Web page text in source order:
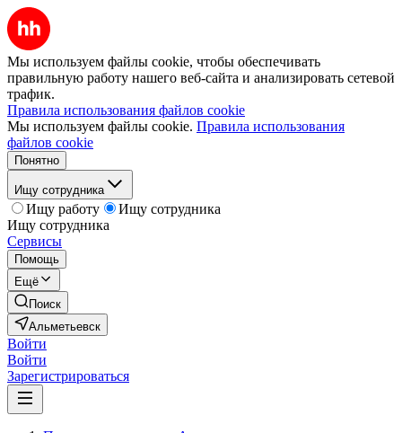
Мы используем файлы cookie, чтобы обеспечивать
правильную работу нашего веб-сайта и анализировать сетевой
трафик.
Правила использования файлов cookie
Мы используем файлы cookie. Правила использования
файлов cookie
Понятно
Ищу сотрудника
Ищу работу
Ищу сотрудника
Ищу сотрудника
Сервисы
Помощь
Ещё
Поиск
Альметьевск
Войти
Войти
Зарегистрироваться